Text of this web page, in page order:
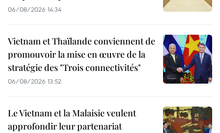
06/08/2026 14:34
Vietnam et Thaïlande conviennent de
promouvoir la mise en œuvre de la
stratégie des "Trois connectivités"
06/08/2026 13:52
Le Vietnam et la Malaisie veulent
approfondir leur partenariat